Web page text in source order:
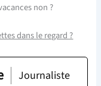
non ?
dans le regard ?
Journaliste